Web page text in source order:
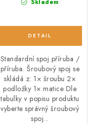
Skladem
Standardní spoj příruba /
příruba. Šroubový spoj se
skládá z: 1× šroubu 2×
podložky 1× matice Dle
tabulky v popisu produktu
vyberte správný šroubový
spoj...